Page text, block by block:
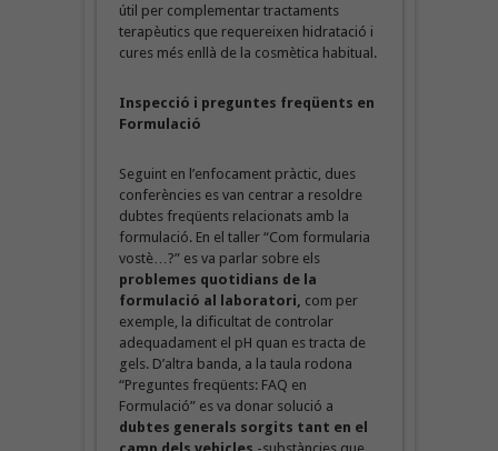
útil per complementar tractaments
terapèutics que requereixen hidratació i
cures més enllà de la cosmètica habitual.
Inspecció i preguntes freqüents en
Formulació
Seguint en l’enfocament pràctic, dues
conferències es van centrar a resoldre
dubtes freqüents relacionats amb la
formulació. En el taller “Com formularia
vostè…?” es va parlar sobre els
problemes quotidians de la
formulació al laboratori, com per
exemple, la dificultat de controlar
adequadament el pH quan es tracta de
gels. D’altra banda, a la taula rodona
“Preguntes freqüents: FAQ en
Formulació” es va donar solució a
dubtes generals sorgits tant en el